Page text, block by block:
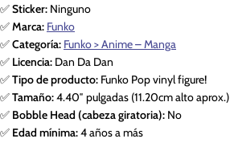
✅Sticker: Ninguno
✅Marca: Funko
✅Categoría: Funko > Anime – Manga
✅ Licencia: Dan Da Dan
✅Tipo de producto: Funko Pop vinyl figure!
✅Tamaño:4.40″ pulgadas (11.20cm alto aprox.)
✅ Bobble Head (cabeza giratoria): No
✅ Edad mínima:4 años a más